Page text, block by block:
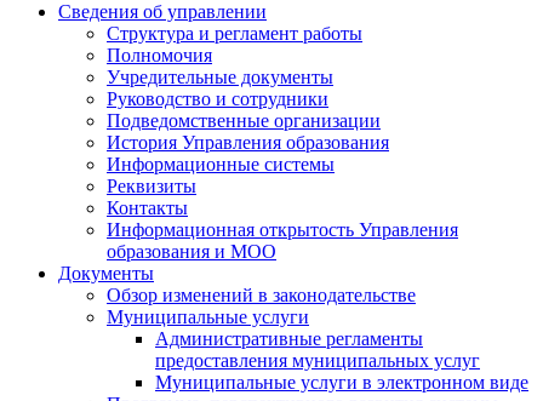
Сведения об управлении
Структура и регламент работы
Полномочия
Учредительные документы
Руководство и сотрудники
Подведомственные организации
История Управления образования
Информационные системы
Реквизиты
Контакты
Информационная открытость Управления
образования и МОО
Документы
Обзор изменений в законодательстве
Муниципальные услуги
Административные регламенты
предоставления муниципальных услуг
Муниципальные услуги в электронном виде